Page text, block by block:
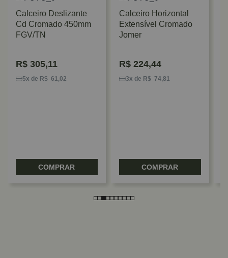
Calceiro Deslizante
Cd Cromado 450mm
FGV/TN
R$ 305,11
5x de R$ 61,02
COMPRAR
Calceiro Horizontal
Extensível Cromado
Jomer
R$ 224,44
3x de R$ 74,81
COMPRAR